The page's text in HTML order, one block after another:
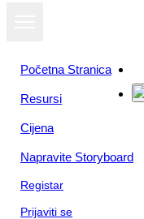
Početna Stranica
Resursi
Cijena
Napravite Storyboard
Registar
Prijaviti se